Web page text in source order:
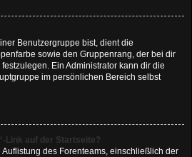
Benutzergruppe bist, dient die
sowie den Gruppenrang, der bei dir
Ein Administrator kann dir die
im persönlichen Bereich selbst
Link auf der Startseite?
des Forenteams, einschließlich der